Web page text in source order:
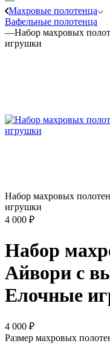
Махровые полотенца
Вафельные полотенца
—Набор махровых
игрушки
Набор махровых
игрушки
4 000 ₽
Набор
Айвори с
Елочные
4 000 ₽
Размер махровых